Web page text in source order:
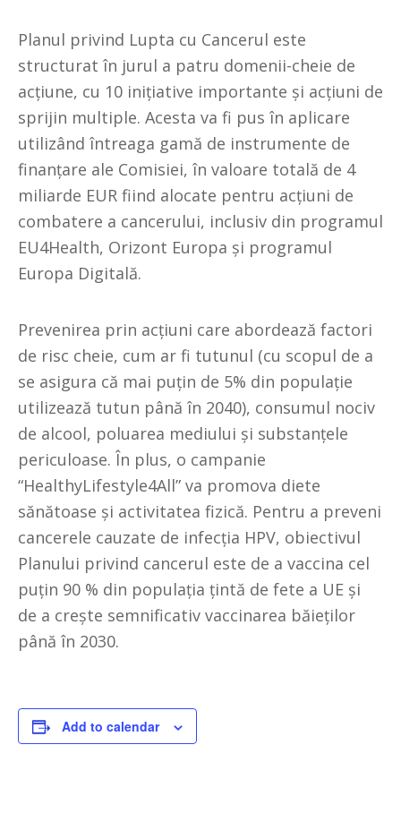
Planul privind Lupta cu Cancerul este
structurat în jurul a patru domenii-cheie de
acțiune, cu 10 inițiative importante și acțiuni de
sprijin multiple. Acesta va fi pus în aplicare
utilizând întreaga gamă de instrumente de
finanțare ale Comisiei, în valoare totală de 4
miliarde EUR fiind alocate pentru acțiuni de
combatere a cancerului, inclusiv din programul
EU4Health, Orizont Europa și programul
Europa Digitală.
Prevenirea prin acțiuni care abordează factori
de risc cheie, cum ar fi tutunul (cu scopul de a
se asigura că mai puțin de 5% din populație
utilizează tutun până în 2040), consumul nociv
de alcool, poluarea mediului și substanțele
periculoase. În plus, o campanie
“HealthyLifestyle4All” va promova diete
sănătoase și activitatea fizică. Pentru a preveni
cancerele cauzate de infecția HPV, obiectivul
Planului privind cancerul este de a vaccina cel
puțin 90 % din populația țintă de fete a UE și
de a crește semnificativ vaccinarea băieților
până în 2030.
Add to calendar